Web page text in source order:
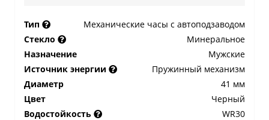
Тип
Механические часы с автоподзаводом
Стекло
Минеральное
Назначение
Мужские
Источник энергии
Пружинный механизм
Диаметр
41 мм
Цвет
Черный
Водостойкость
WR30